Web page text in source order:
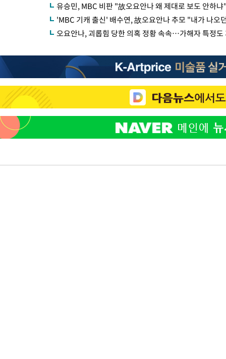
유승민, MBC 비판 "故오요안나 왜 제대로 보도 안하
'MBC 기캐 출신' 배수연, 故오요안나 추모 "내가 나
오요안나, 괴롭힘 당한 의혹 정황 속속…가해자 특정도